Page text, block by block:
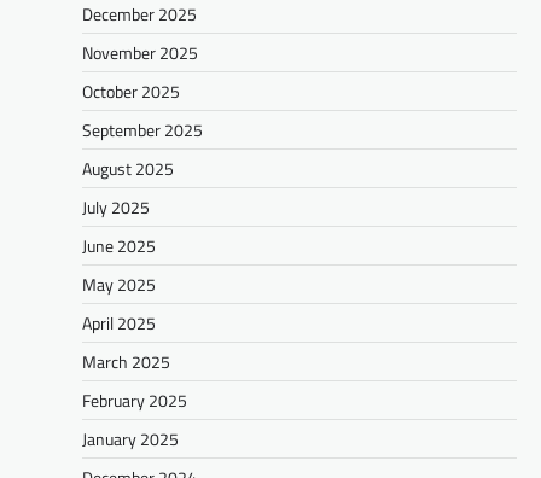
December 2025
November 2025
October 2025
September 2025
August 2025
July 2025
June 2025
May 2025
April 2025
March 2025
February 2025
January 2025